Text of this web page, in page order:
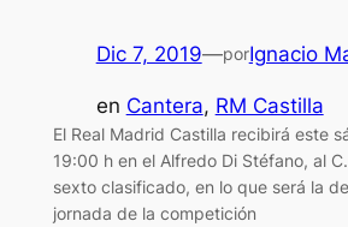
Dic 7, 2019—porIgnacio
en Cantera, RM Castilla
El Real Madrid Castilla recibirá este
19:00 h en el Alfredo Di Stéfano, al
sexto clasificado, en lo que será la
jornada de la competición